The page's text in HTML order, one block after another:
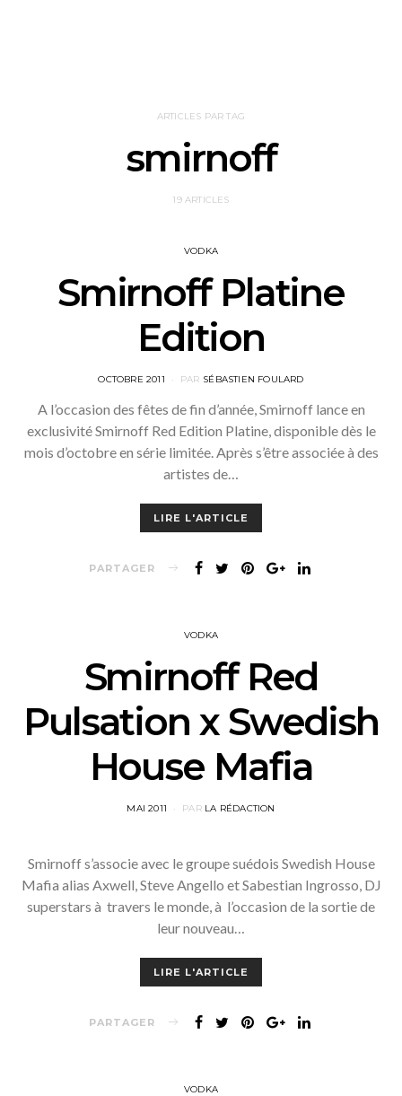
ARTICLES PAR TAG
smirnoff
19 ARTICLES
VODKA
Smirnoff Platine
Edition
POSTED
OCTOBRE 2011 PAR SÉBASTIEN FOULARD
A l’occasion des fêtes de fin d’année, Smirnoff lance en
exclusivité Smirnoff Red Edition Platine, disponible dès le
mois d’octobre en série limitée. Après s’être associée à des
artistes de…
LIRE L'ARTICLE
PARTAGER
VODKA
Smirnoff Red
Pulsation x Swedish
House Mafia
POSTED
MAI 2011 PAR LA RÉDACTION
Smirnoff s’associe avec le groupe suédois Swedish House
Mafia alias Axwell, Steve Angello et Sabestian Ingrosso, DJ
superstars à travers le monde, à l’occasion de la sortie de
leur nouveau…
LIRE L'ARTICLE
PARTAGER
VODKA